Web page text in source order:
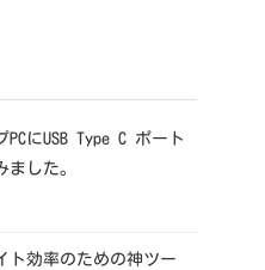
PCにUSB Type C ポート
ました。
ト効率のための神ツー